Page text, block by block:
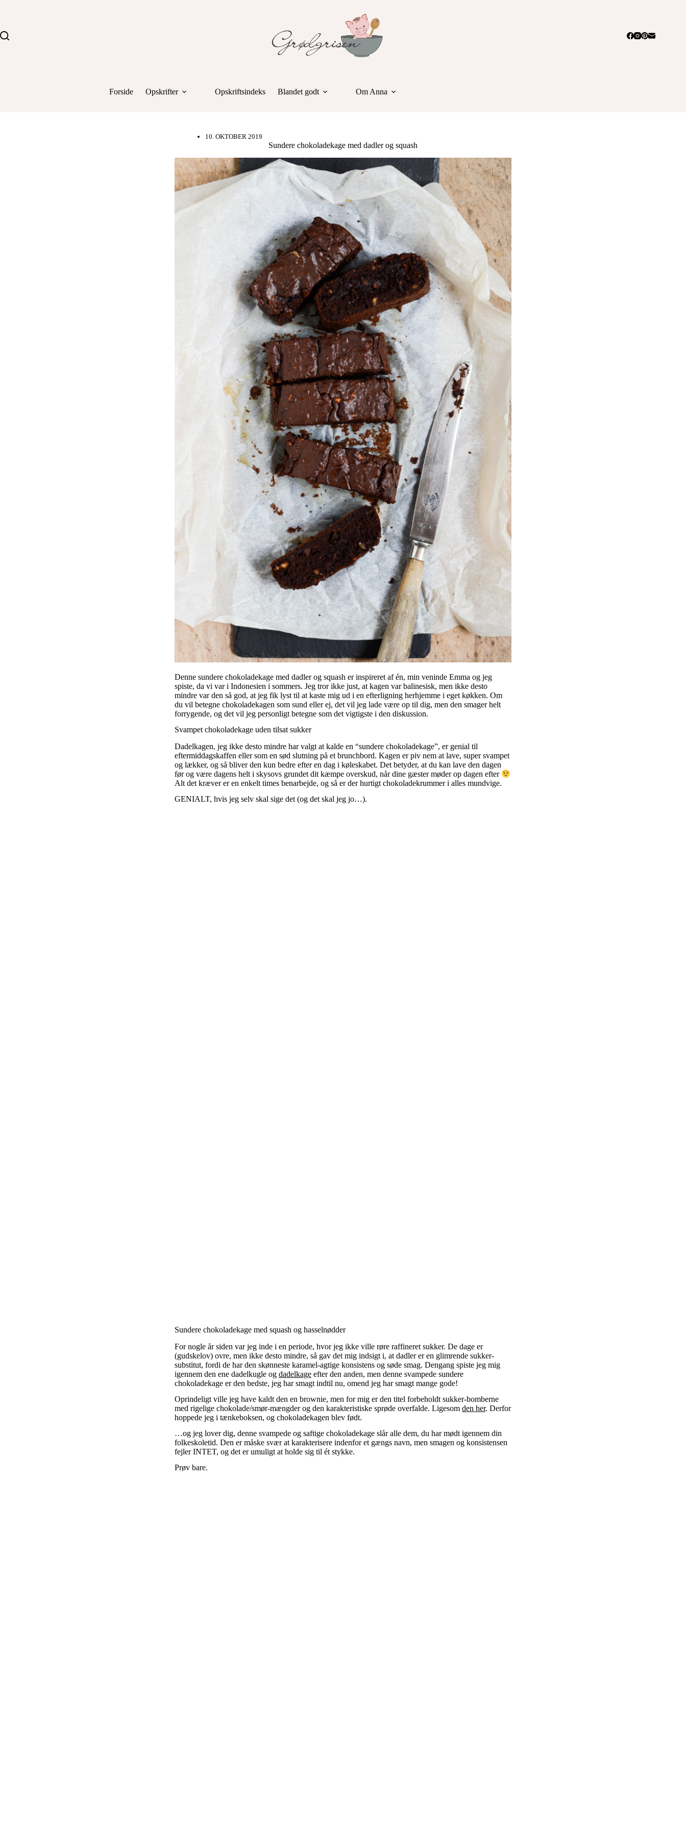
Forside Opskrifter Opskriftsindeks Blandet godt Om Anna
10. OKTOBER 2019
Sundere chokoladekage med dadler og squash
Denne sundere chokoladekage med dadler og squash er inspireret af én, min veninde Emma og jeg
spiste, da vi var i Indonesien i sommers. Jeg tror ikke just, at kagen var balinesisk, men ikke desto
mindre var den så god, at jeg fik lyst til at kaste mig ud i en efterligning herhjemme i eget køkken. Om
du vil betegne chokoladekagen som sund eller ej, det vil jeg lade være op til dig, men den smager helt
forrygende, og det vil jeg personligt betegne som det vigtigste i den diskussion.
Svampet chokoladekage uden tilsat sukker
Dadelkagen, jeg ikke desto mindre har valgt at kalde en “sundere chokoladekage”, er genial til
eftermiddagskaffen eller som en sød slutning på et brunchbord. Kagen er piv nem at lave, super svampet
og lækker, og så bliver den kun bedre efter en dag i køleskabet. Det betyder, at du kan lave den dagen
før og være dagens helt i skysovs grundet dit kæmpe overskud, når dine gæster møder op dagen efter
Alt det kræver er en enkelt times benarbejde, og så er der hurtigt chokoladekrummer i alles mundvige.
GENIALT, hvis jeg selv skal sige det (og det skal jeg jo…).
Sundere chokoladekage med squash og hasselnødder
For nogle år siden var jeg inde i en periode, hvor jeg ikke ville røre raffineret sukker. De dage er
(gudskelov) ovre, men ikke desto mindre, så gav det mig indsigt i, at dadler er en glimrende sukker-
substitut, fordi de har den skønneste karamel-agtige konsistens og søde smag. Dengang spiste jeg mig
igennem den ene dadelkugle og dadelkage efter den anden, men denne svampede sundere
chokoladekage er den bedste, jeg har smagt indtil nu, omend jeg har smagt mange gode!
Oprindeligt ville jeg have kaldt den en brownie, men for mig er den titel forbeholdt sukker-bomberne
med rigelige chokolade/smør-mængder og den karakteristiske sprøde overfalde. Ligesom den her. Derfor
hoppede jeg i tænkeboksen, og chokoladekagen blev født.
…og jeg lover dig, denne svampede og saftige chokoladekage slår alle dem, du har mødt igennem din
folkeskoletid. Den er måske svær at karakterisere indenfor et gængs navn, men smagen og konsistensen
fejler INTET, og det er umuligt at holde sig til ét stykke.
Prøv bare.